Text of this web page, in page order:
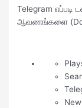
Telegram
ஆவணங்களை